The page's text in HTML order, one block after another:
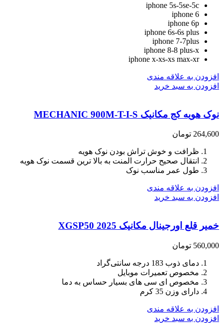
iphone 5s-5se-5c
iphone 6
iphone 6p
iphone 6s-6s plus
iphone 7-7plus
iphone 8-8 plus-x
iphone x-xs-xs max-xr
افزودن به علاقه مندی
افزودن به سبد خرید
نوک هویه کج مکانیک MECHANIC 900M-T-I-S
264,600 تومان
ظرافت و خوش تراش بودن نوک هویه
انتقال صحیح حرارت المنت به بالا ترین قسمت نوک هویه
طول عمر مناسب نوک
افزودن به علاقه مندی
افزودن به سبد خرید
خمیر قلع اورجینال مکانیک 2025 XGSP50
560,000 تومان
دمای ذوب 183 درجه سانتی‌گراد
مخصوص تعمیرات موبایل
مخصوص ای سی های بسیار حساس به دما
دارای وزن 35 کرم
افزودن به علاقه مندی
افزودن به سبد خرید